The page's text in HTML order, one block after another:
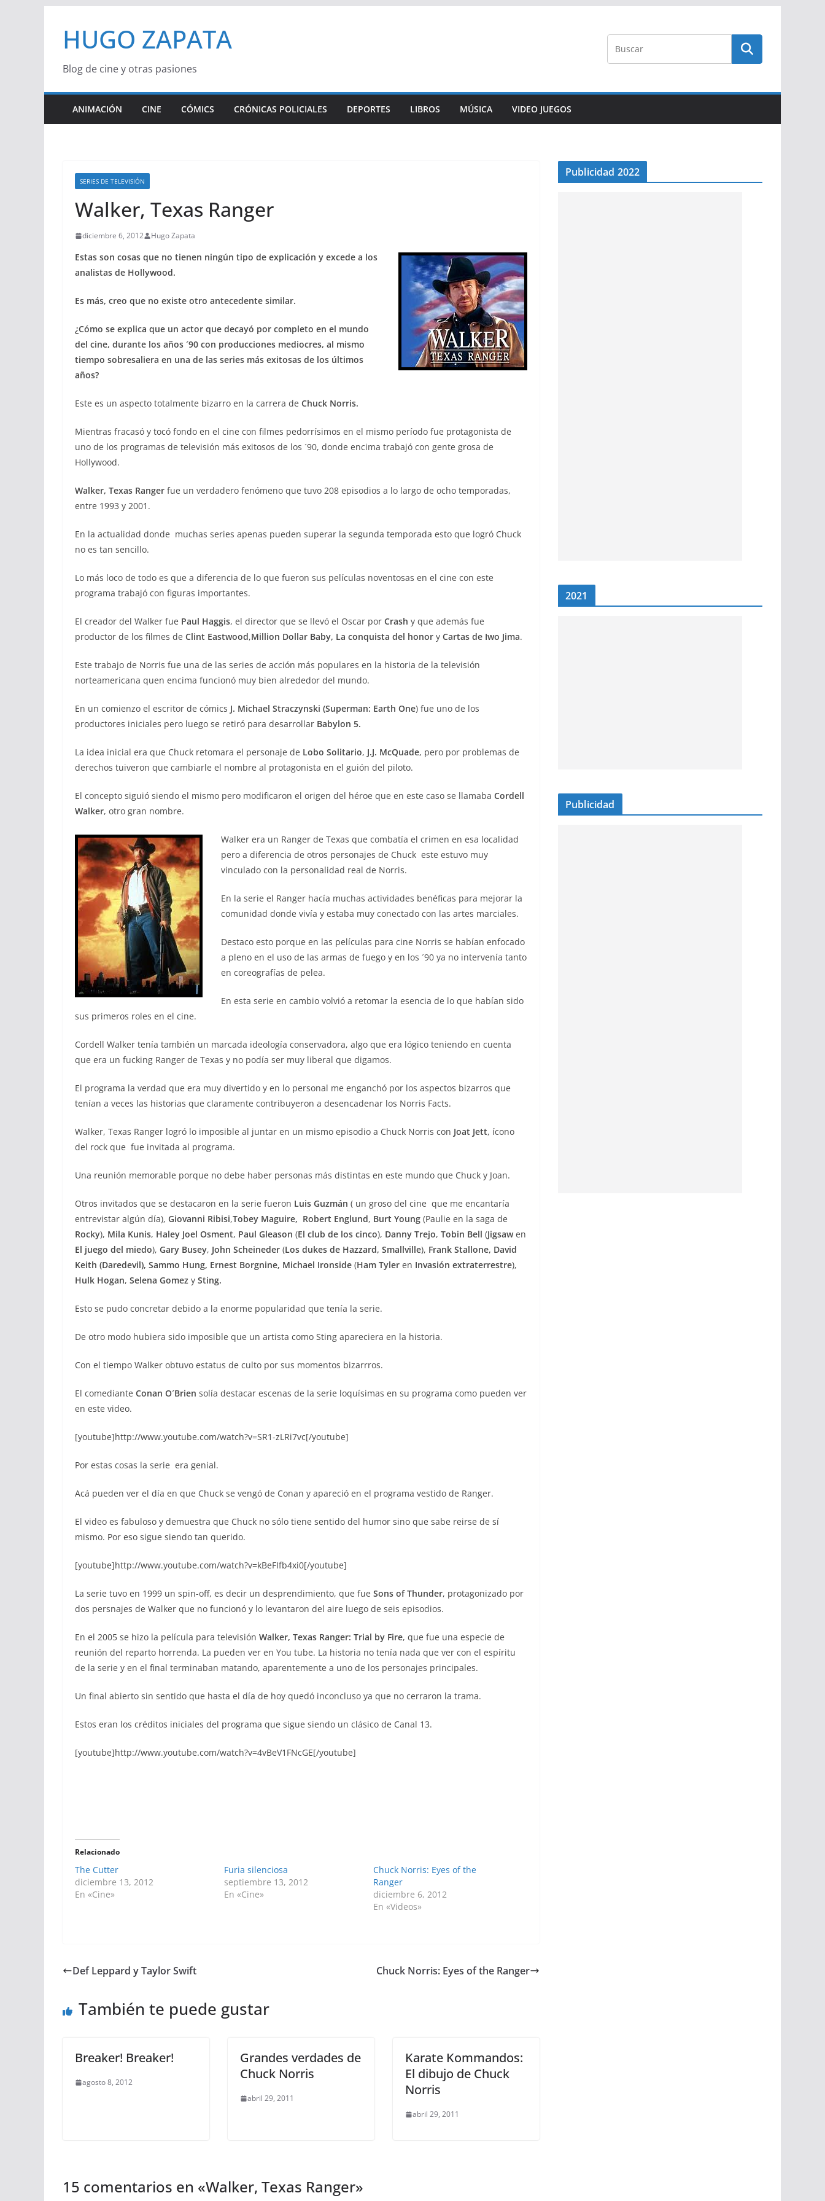
contenido
HUGO ZAPATA
Blog de cine y otras pasiones
ANIMACIÓN CINE CÓMICS CRÓNICAS POLICIALES DEPORTES LIBROS MÚSICA VIDEO JUEGOS
SERIES DE TELEVISIÓN
Walker, Texas Ranger
diciembre 6, 2012 Hugo Zapata
Estas son cosas que no tienen ningún tipo de explicación y excede a los
analistas de Hollywood.
Es más, creo que no existe otro antecedente similar.
¿Cómo se explica que un actor que decayó por completo en el mundo
del cine, durante los años ´90 con producciones mediocres, al mismo
tiempo sobresaliera en una de las series más exitosas de los últimos
años?
Este es un aspecto totalmente bizarro en la carrera de Chuck Norris.
Mientras fracasó y tocó fondo en el cine con filmes pedorrísimos en el mismo período fue protagonista de
uno de los programas de televisión más exitosos de los ´90, donde encima trabajó con gente grosa de
Hollywood.
Walker, Texas Ranger fue un verdadero fenómeno que tuvo 208 episodios a lo largo de ocho temporadas,
entre 1993 y 2001.
En la actualidad donde muchas series apenas pueden superar la segunda temporada esto que logró Chuck
no es tan sencillo.
Lo más loco de todo es que a diferencia de lo que fueron sus películas noventosas en el cine con este
programa trabajó con figuras importantes.
El creador del Walker fue Paul Haggis, el director que se llevó el Oscar por Crash y que además fue
productor de los filmes de Clint Eastwood,Million Dollar Baby, La conquista del honor y Cartas de Iwo Jima.
Este trabajo de Norris fue una de las series de acción más populares en la historia de la televisión
norteamericana quen encima funcionó muy bien alrededor del mundo.
En un comienzo el escritor de cómics J. Michael Straczynski (Superman: Earth One) fue uno de los
productores iniciales pero luego se retiró para desarrollar Babylon 5.
La idea inicial era que Chuck retomara el personaje de Lobo Solitario, J.J. McQuade, pero por problemas de
derechos tuiveron que cambiarle el nombre al protagonista en el guión del piloto.
El concepto siguió siendo el mismo pero modificaron el origen del héroe que en este caso se llamaba Cordell
Walker, otro gran nombre.
Walker era un Ranger de Texas que combatía el crimen en esa localidad
pero a diferencia de otros personajes de Chuck este estuvo muy
vinculado con la personalidad real de Norris.
En la serie el Ranger hacía muchas actividades benéficas para mejorar la
comunidad donde vivía y estaba muy conectado con las artes marciales.
Destaco esto porque en las películas para cine Norris se habían enfocado
a pleno en el uso de las armas de fuego y en los ´90 ya no intervenía tanto
en coreografías de pelea.
En esta serie en cambio volvió a retomar la esencia de lo que habían sido
sus primeros roles en el cine.
Cordell Walker tenía también un marcada ideología conservadora, algo que era lógico teniendo en cuenta
que era un fucking Ranger de Texas y no podía ser muy liberal que digamos.
El programa la verdad que era muy divertido y en lo personal me enganchó por los aspectos bizarros que
tenían a veces las historias que claramente contribuyeron a desencadenar los Norris Facts.
Walker, Texas Ranger logró lo imposible al juntar en un mismo episodio a Chuck Norris con Joat Jett, ícono
del rock que fue invitada al programa.
Una reunión memorable porque no debe haber personas más distintas en este mundo que Chuck y Joan.
Otros invitados que se destacaron en la serie fueron Luis Guzmán ( un groso del cine que me encantaría
entrevistar algún día), Giovanni Ribisi,Tobey Maguire, Robert Englund, Burt Young (Paulie en la saga de
Rocky), Mila Kunis, Haley Joel Osment, Paul Gleason (El club de los cinco), Danny Trejo, Tobin Bell (Jigsawen
El juego del miedo), Gary Busey, John Scheineder (Los dukes de Hazzard, Smallville), Frank Stallone, David
Keith (Daredevil), Sammo Hung, Ernest Borgnine, Michael Ironside (Ham Tyler en Invasión extraterrestre),
Hulk Hogan, Selena Gomez y Sting.
Esto se pudo concretar debido a la enorme popularidad que tenía la serie.
De otro modo hubiera sido imposible que un artista como Sting apareciera en la historia.
Con el tiempo Walker obtuvo estatus de culto por sus momentos bizarrros.
El comediante Conan O´Brien solía destacar escenas de la serie loquísimas en su programa como pueden ver
en este video.
[youtube]http://www.youtube.com/watch?v=SR1-zLRi7vc[/youtube]
Por estas cosas la serie era genial.
Acá pueden ver el día en que Chuck se vengó de Conan y apareció en el programa vestido de Ranger.
El video es fabuloso y demuestra que Chuck no sólo tiene sentido del humor sino que sabe reirse de sí
mismo. Por eso sigue siendo tan querido.
[youtube]http://www.youtube.com/watch?v=kBeFIfb4xi0[/youtube]
La serie tuvo en 1999 un spin-off, es decir un desprendimiento, que fue Sons of Thunder, protagonizado por
dos persnajes de Walker que no funcionó y lo levantaron del aire luego de seis episodios.
En el 2005 se hizo la película para televisión Walker, Texas Ranger: Trial by Fire, que fue una especie de
reunión del reparto horrenda. La pueden ver en You tube. La historia no tenía nada que ver con el espíritu
de la serie y en el final terminaban matando, aparentemente a uno de los personajes principales.
Un final abierto sin sentido que hasta el día de hoy quedó inconcluso ya que no cerraron la trama.
Estos eran los créditos iniciales del programa que sigue siendo un clásico de Canal 13.
[youtube]http://www.youtube.com/watch?v=4vBeV1FNcGE[/youtube]
Relacionado
The Cutter
diciembre 13, 2012
En «Cine»
Furia silenciosa
septiembre 13, 2012
En «Cine»
Chuck Norris: Eyes of the
Ranger
diciembre 6, 2012
En «Videos»
Def Leppard y Taylor Swift Chuck Norris: Eyes of the Ranger
También te puede gustar
Breaker! Breaker!
agosto 8, 2012
Grandes verdades de
Chuck Norris
abril 29, 2011
Karate Kommandos:
El dibujo de Chuck
Norris
abril 29, 2011
15 comentarios en «Walker, Texas Ranger»
Publicidad 2022
2021
Publicidad